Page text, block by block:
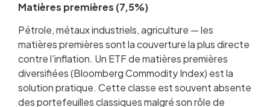
Matières premières (7,5%)
Pétrole, métaux industriels, agriculture — les
matières premières sont la couverture la plus directe
contre l’inflation. Un ETF de matières premières
diversifiées (Bloomberg Commodity Index) est la
solution pratique. Cette classe est souvent absente
des portefeuilles classiques malgré son rôle de